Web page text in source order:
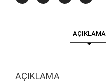
AÇIKLAMA
AÇIKLAMA